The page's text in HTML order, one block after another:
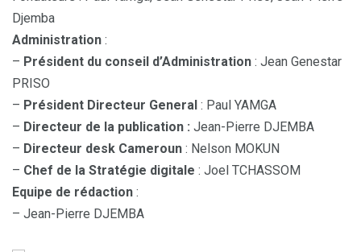
Djemba
Administration :
– Président du conseil d’Administration : Jean Genestar
PRISO
– Président Directeur General : Paul YAMGA
– Directeur de la publication : Jean-Pierre DJEMBA
– Directeur desk Cameroun : Nelson MOKUN
– Chef de la Stratégie digitale : Joel TCHASSOM
Equipe de rédaction :
– Jean-Pierre DJEMBA